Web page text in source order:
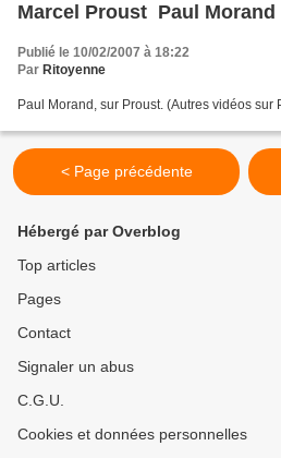
Marcel Proust  Paul Morand
Publié le 10/02/2007 à 18:22
Par Ritoyenne
Paul Morand, sur Proust. (Autres vidéos sur
< Page précédente
Hébergé par Overblog
Top articles
Pages
Contact
Signaler un abus
C.G.U.
Cookies et données personnelles